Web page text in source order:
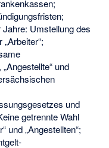
Umstellung des
und
und
getrennte Wahl
und „Angestellten“;